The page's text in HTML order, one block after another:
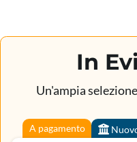
In
Un'ampia
A pagamento